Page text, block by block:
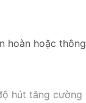
hoàn hoặc
hút tăng cường